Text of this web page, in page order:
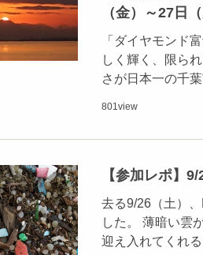
（金）～27日（
「ダイヤモンド
しく輝く、限ら
さが日本一の千
801view
【参加レポ】
去る9/26（土）
した。 薄暗い雲
迎え入れてくれ